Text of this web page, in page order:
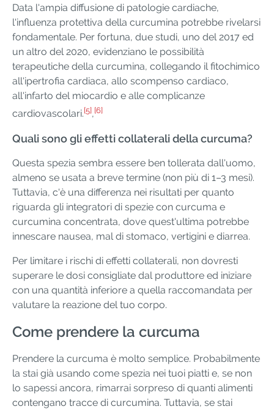
Data l'ampia diffusione di patologie cardiache,
l'influenza protettiva della curcumina potrebbe rivelarsi
fondamentale. Per fortuna, due studi, uno del 2017 ed
un altro del 2020, evidenziano le possibilità
terapeutiche della curcumina, collegando il fitochimico
all'ipertrofia cardiaca, allo scompenso cardiaco,
all'infarto del miocardio e alle complicanze
cardiovascolari.[5],[6]
Quali sono gli effetti collaterali della curcuma?
Questa spezia sembra essere ben tollerata dall'uomo,
almeno se usata a breve termine (non più di 1–3 mesi).
Tuttavia, c'è una differenza nei risultati per quanto
riguarda gli integratori di spezie con curcuma e
curcumina concentrata, dove quest'ultima potrebbe
innescare nausea, mal di stomaco, vertigini e diarrea.
Per limitare i rischi di effetti collaterali, non dovresti
superare le dosi consigliate dal produttore ed iniziare
con una quantità inferiore a quella raccomandata per
valutare la reazione del tuo corpo.
Come prendere la curcuma
Prendere la curcuma è molto semplice. Probabilmente
la stai già usando come spezia nei tuoi piatti e, se non
lo sapessi ancora, rimarrai sorpreso di quanti alimenti
contengano tracce di curcumina. Tuttavia, se stai